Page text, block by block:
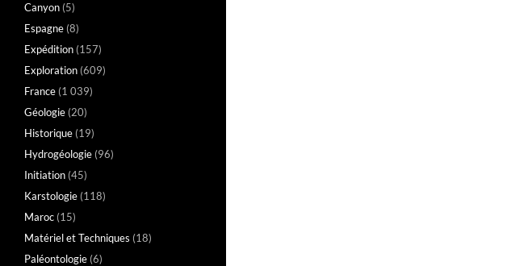
Canyon (5)
Espagne (8)
Expédition (157)
Exploration (609)
France (1 039)
Géologie (20)
Historique (19)
Hydrogéologie (96)
Initiation (45)
Karstologie (118)
Maroc (15)
Matériel et Techniques (18)
Paléontologie (6)